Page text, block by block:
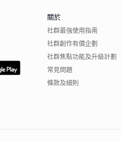
關於
社群最強使用指南
社群創作有價企劃
社群焦點功能及升級計劃
常見問題
條款及細則